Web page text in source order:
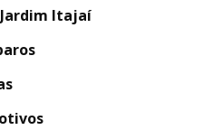
Itajaí